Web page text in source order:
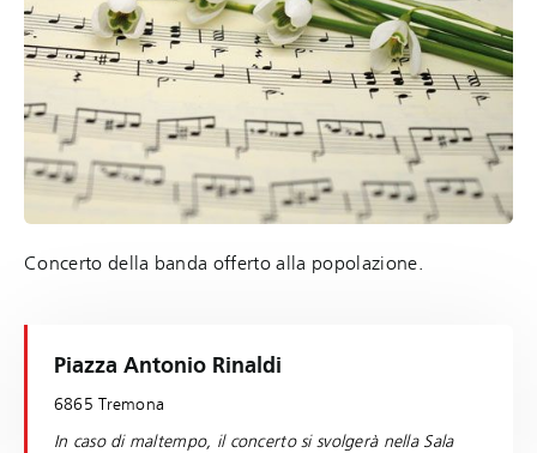
Concerto della banda offerto alla popolazione.
Piazza Antonio Rinaldi
6865 Tremona
In caso di maltempo, il concerto si svolgerà nella Sala